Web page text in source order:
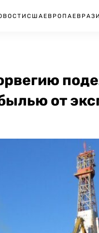
США ЕВРОПА
от